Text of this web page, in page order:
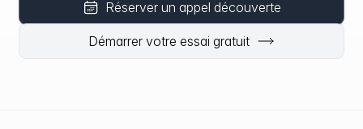
Réserver un appel découverte
Démarrer votre essai gratuit